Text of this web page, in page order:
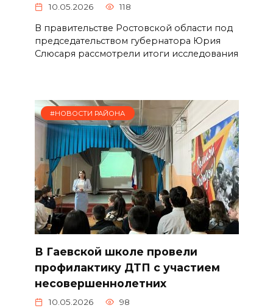
10.05.2026 118
В правительстве Ростовской области под
председательством губернатора Юрия
Слюсаря рассмотрели итоги исследования
#НОВОСТИ РАЙОНА
В Гаевской школе провели
профилактику ДТП с участием
несовершеннолетних
10.05.2026 98